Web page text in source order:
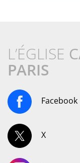
L’ÉGLISE
PARIS
Facebook
X